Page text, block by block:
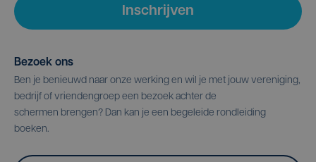
Inschrijven
Bezoek ons
Ben je benieuwd naar onze werking en wil je met jouw vereniging,
bedrijf of vriendengroep een bezoek achter de
schermen brengen? Dan kan je een begeleide rondleiding
boeken.